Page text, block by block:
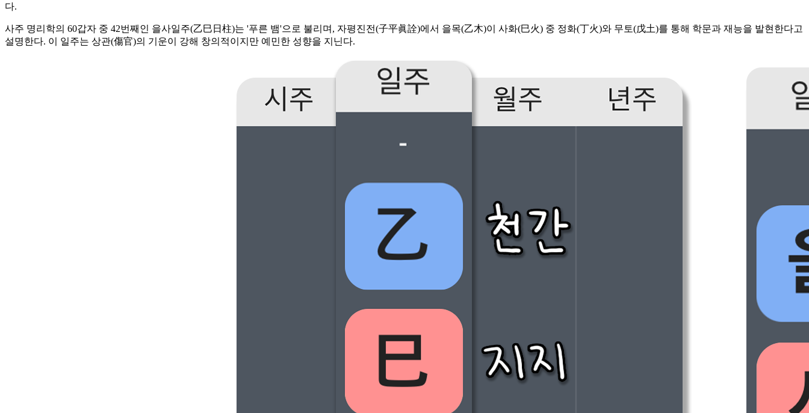
다.
사주 명리학의 60갑자 중 42번째인 을사일주(乙巳日柱)는 '푸른 뱀'으로 불리며, 자평진전(子平眞詮)에서 을목(乙木)이 사화(巳火) 중 정화(丁火)와 무토(戊土)를 통해 학문과 재능을 발현한다고
설명한다. 이 일주는 상관(傷官)의 기운이 강해 창의적이지만 예민한 성향을 지닌다.